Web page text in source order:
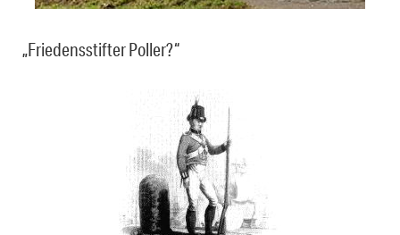
„Friedensstifter Poller?“